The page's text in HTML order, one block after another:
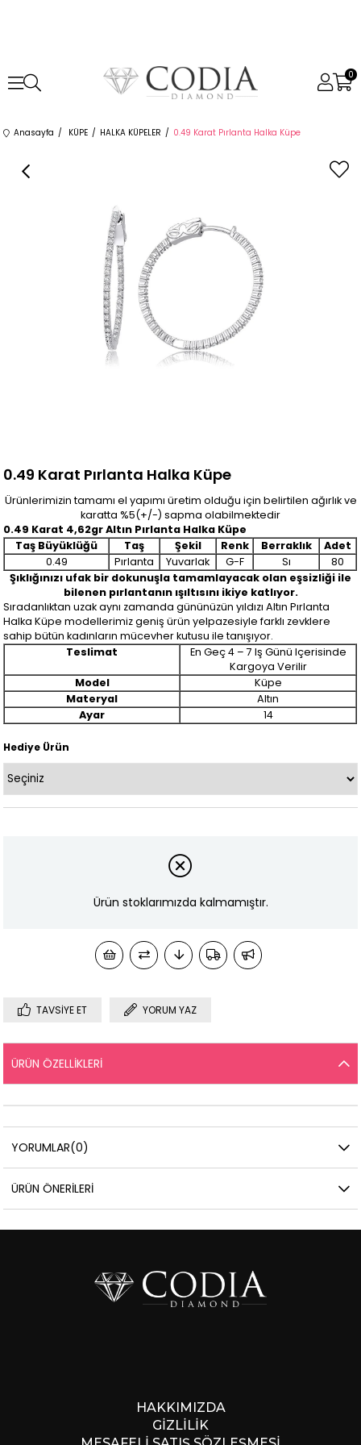
0
Anasayfa KÜPE HALKA KÜPELER 0.49 Karat Pırlanta Halka Küpe
0.49 Karat Pırlanta Halka Küpe
Ürünlerimizin tamamı el yapımı üretim olduğu için belirtilen ağırlık ve
karatta %5(+/-) sapma olabilmektedir
0.49 Karat 4,62gr Altın Pırlanta Halka Küpe
Taş Büyüklüğü
Taş Şekil Renk Berraklık
Adet
0.49
Pırlanta Yuvarlak G-F Sı
80
Şıklığınızı ufak bir dokunuşla tamamlayacak olan eşsizliği ile
bilenen pırlantanın ışıltısını ikiye katlıyor.
Sıradanlıktan uzak aynı zamanda gününüzün yıldızı Altın Pırlanta
Halka Küpe modellerimiz geniş ürün yelpazesiyle farklı zevklere
sahip bütün kadınların mücevher kutusu ile tanışıyor.
Teslimat
En Geç 4 – 7 Iş Günü Içerisinde
Kargoya Verilir
Model
Küpe
Materyal
Altın
Ayar
14
Hediye Ürün
Ürün stoklarımızda kalmamıştır.
TAVSIYE ET YORUM YAZ
ÜRÜN ÖZELLIKLERI
YORUMLAR(0)
ÜRÜN ÖNERILERI
HAKKIMIZDA
GİZLİLİK